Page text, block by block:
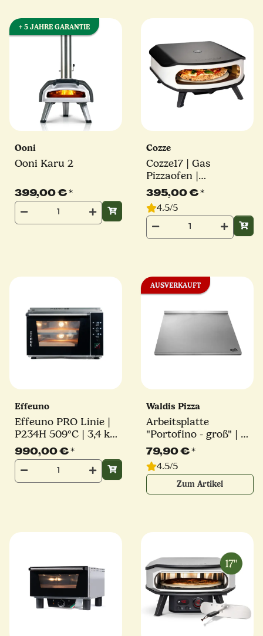
+ 5 JAHRE GARANTIE
Ooni
Ooni Karu 2
399,00 €*
Cozze
Cozze17 | Gas
Pizzaofen |
rotierender Pizzastein
| mit Hitzeschild |
Millarco
395,00 €*
4.5/5
Effeuno
Effeuno PRO Linie |
P234H 509°C | 3,4 kW
| 2 Backkammern |
inkl. original Effeuno-
Stein
990,00 €*
AUSVERKAUFT
Waldis Pizza
Arbeitsplatte
"Portofino - groß" | 61
x 48 x 2,5 cm | Waldis
Pizza
79,90 €*
4.5/5
Zum Artikel